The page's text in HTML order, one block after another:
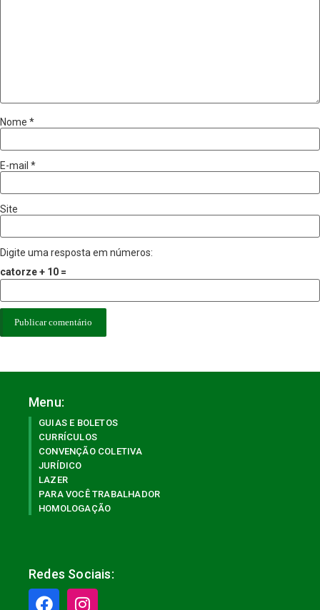
Nome *
E-mail *
Site
Digite uma resposta em números:
catorze + 10 =
Menu:
GUIAS E BOLETOS
CURRÍCULOS
CONVENÇÃO COLETIVA
JURÍDICO
LAZER
PARA VOCÊ TRABALHADOR
HOMOLOGAÇÃO
Redes Sociais: